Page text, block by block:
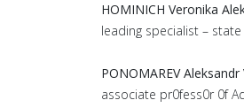
HOMINICH Veronika
leading specialist –
PONOMAREV
associate pr0fess0r 0f